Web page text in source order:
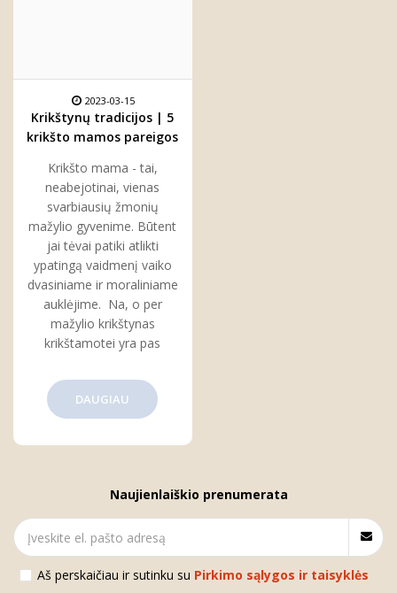
2023-03-15
Krikštynų tradicijos | 5
krikšto mamos pareigos
Krikšto mama - tai,
neabejotinai, vienas
svarbiausių žmonių
mažylio gyvenime. Būtent
jai tėvai patiki atlikti
ypatingą vaidmenį vaiko
dvasiniame ir moraliniame
auklėjime. Na, o per
mažylio krikštynas
krikštamotei yra pas
DAUGIAU
Naujienlaiškio prenumerata
Aš perskaičiau ir sutinku su Pirkimo sąlygos ir taisyklės